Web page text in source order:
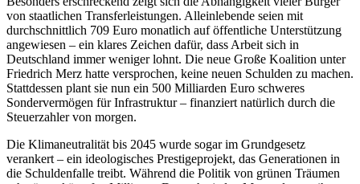
von staatlichen Transferleistungen. Alleinlebende seien mit
durchschnittlich 709 Euro monatlich auf öffentliche Unterstützung
angewiesen – ein klares Zeichen dafür, dass Arbeit sich in
Deutschland immer weniger lohnt. Die neue Große Koalition unter
Friedrich Merz hatte versprochen, keine neuen Schulden zu machen.
Stattdessen plant sie nun ein 500 Milliarden Euro schweres
Sondervermögen für Infrastruktur – finanziert natürlich durch die
Steuerzahler von morgen.
Die Klimaneutralität bis 2045 wurde sogar im Grundgesetz
verankert – ein ideologisches Prestigeprojekt, das Generationen in
die Schuldenfalle treibt. Während die Politik von grünen Träumen